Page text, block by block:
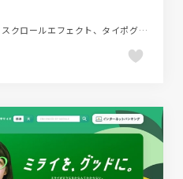
カラフル、コーポレートサイト、スクロールエフェクト、タイポグラフィー、デザイン・アート・音楽・文芸、ポップ